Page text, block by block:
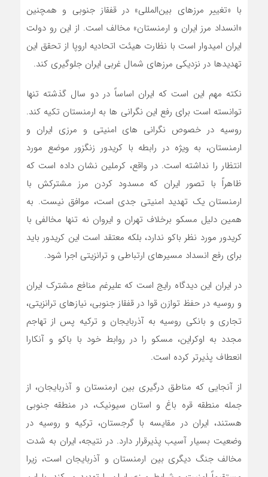
با «تغییر مرزهای بین‌المللی» در قفقاز جنوبی و همچنین
«انسداد مرز ایران و ارمنستان» مخالف است. از این رو دولت
ایران امیدوار است با نظارت هیئت اتحادیه اروپا از تحقق این
تهدیدها در نزدیکی مرزهای شمال غربی ایران جلوگیری کند.
نکته مهم این است که ایران اساساً در دو سال گذشته تنها
توانسته است برای رفع این نگرانی ها به ارمنستان تکیه کند.
روسیه در خصوص نگرانی های امنیتی و مرزی ایران و
ارمنستان، به ویژه در رابطه با کریدور زنگزور موضع مورد
انتظار را نداشته است. در واقع، کرملین نشان داده است که
ظاهراً با تصور ایران که مسدود کردن مرز مشترکش با
ارمنستان یک تهدید امنیتی جدی است، موافق نیست. به
همین دلیل مسکو برخلاف تهران و ایروان نه تنها مخالفی با
کریدور مورد نظر باکو ندارد، بلکه معتقد است این کریدور باید
برای رفع انسداد مسیرهای ارتباطی و ترانزیتی اجرا شود.
در ایران این دیدگاه رایج است که علیرغم منافع مشترک ایران
و روسیه در حفظ توازن قوا در قفقاز جنوبی، نیازهای ترانزیتی،
تجاری و بانکی روسیه به آذربایجان و ترکیه پس از تهاجم
مجدد به اوکراین، مسکو را در روابط خود با باکو و آنکارا
انعطاف پذیرتر کرده است.
از آنجایی که مناطق درگیری بین ارمنستان و آذربایجان، از
جمله منطقه قره باغ و استان سیونیک، در منطقه جنوبی
هستند، ایران در مقایسه با گرجستان، ترکیه و روسیه در
وضعیت بسیار آسیب پذیرقرار دارد. در نتیجه، ایران به شدت
مخالف جنگ دیگری بین ارمنستان و آذربایجان است، زیرا